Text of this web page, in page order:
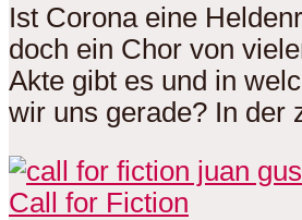
Ist Corona eine
doch ein Chor von
Akte gibt es und in
wir uns gerade? In der
Call for Fiction